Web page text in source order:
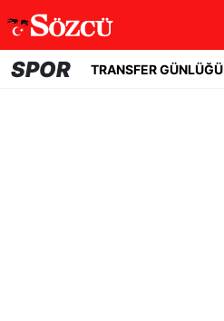
SPOR TRANSFER GÜNLÜĞÜ